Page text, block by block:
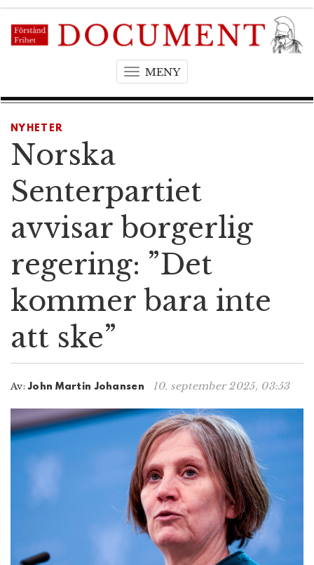
MENYT
g
a
i
g
a
t
o
NYHETER
Norska
Senterpartiet
avvisar borgerlig
regering: ”Det
kommer bara inte
att ske”
Av: John Martin Johansen 10. september 2025, 03:53